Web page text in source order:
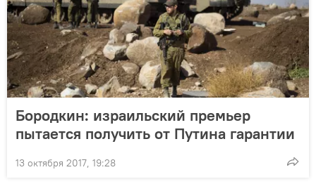
Бородкин: израильский премьер
пытается получить от Путина гарантии
13 октября 2017, 19:28